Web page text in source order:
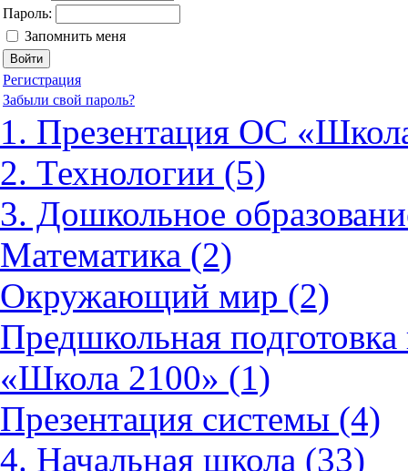
Пароль:
Запомнить меня
Регистрация
Забыли свой пароль?
1. Презентация ОС
2. Технологии (5)
3. Дошкольное
Математика (2)
Окружающий мир (2)
Предшкольная
«Школа 2100» (1)
Презентация системы (4)
4. Начальная школа (33)